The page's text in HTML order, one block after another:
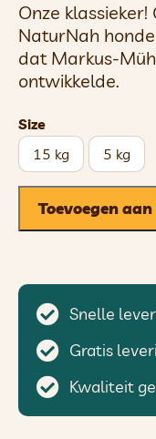
Onze
NaturNah
dat Markus-
ontwikkelde.
Size
15 kg
5 kg
Toevoegen
Snelle
Gratis
Kwaliteit